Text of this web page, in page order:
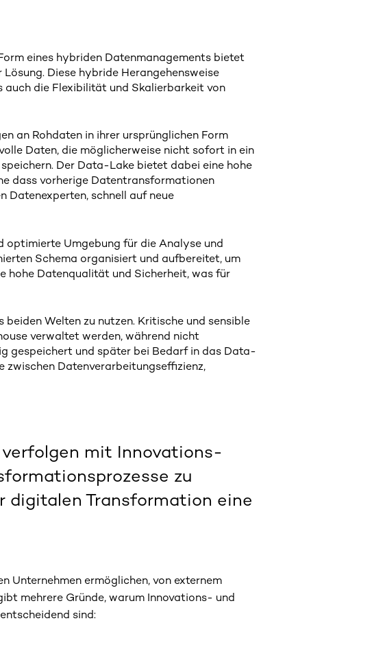
eines hybriden Datenmanagements bietet
Diese hybride Herangehensweise
auch die Flexibilität und Skalierbarkeit von
an Rohdaten in ihrer ursprünglichen Form
Daten, die möglicherweise nicht sofort in ein
Der Data-Lake bietet dabei eine hohe
dass vorherige Datentransformationen
Datenexperten, schnell auf neue
optimierte Umgebung für die Analyse und
Schema organisiert und aufbereitet, um
hohe Datenqualität und Sicherheit, was für
Welten zu nutzen. Kritische und sensible
verwaltet werden, während nicht
gespeichert und später bei Bedarf in das Data-
Datenverarbeitungseffizienz,
mit Innovations-
zu
digitalen Transformation eine
Unternehmen ermöglichen, von externem
mehrere Gründe, warum Innovations- und
sind: